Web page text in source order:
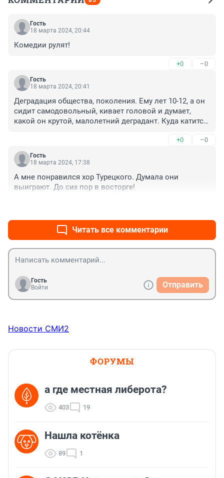
Гость
18 марта 2024, 20:44
Комедии рулят!
+0 –0
Гость
18 марта 2024, 20:41
Деградация общества, поколения. Ему лет 10-12, а он
сидит самодовольный, кивает головой и думает,
какой он крутой, малолетний деградант. Куда катится
+0 –0
Гость
18 марта 2024, 17:38
А мне понравился хор Турецкого. Думала они
выиграют. До сих пор в восторге!
Читать все комментарии
Гость
Войти
Отправить
Новости СМИ2
ФОРУМЫ
а где местная либерота?
403 19
Нашла котёнка
89 1